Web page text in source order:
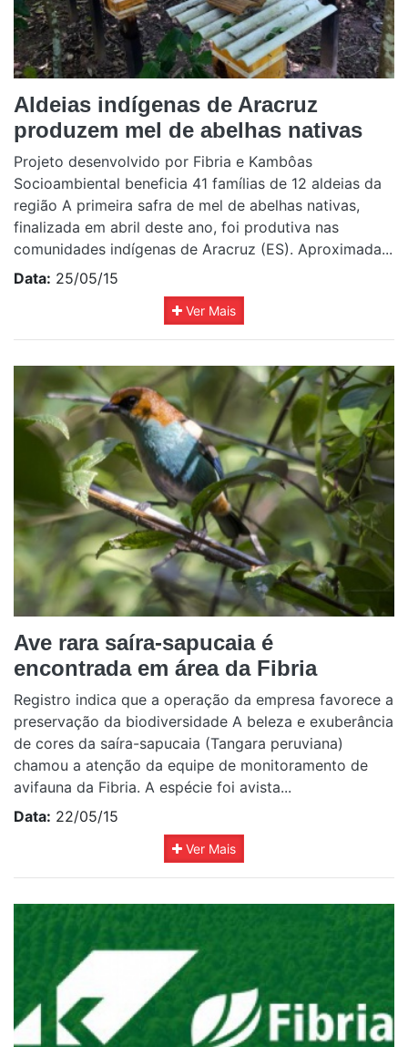
Aldeias indígenas de Aracruz
produzem mel de abelhas nativas
Projeto desenvolvido por Fibria e Kambôas
Socioambiental beneficia 41 famílias de 12 aldeias da
região A primeira safra de mel de abelhas nativas,
finalizada em abril deste ano, foi produtiva nas
comunidades indígenas de Aracruz (ES). Aproximada...
Data: 25/05/15
Ver Mais
Ave rara saíra-sapucaia é
encontrada em área da Fibria
Registro indica que a operação da empresa favorece a
preservação da biodiversidade A beleza e exuberância
de cores da saíra-sapucaia (Tangara peruviana)
chamou a atenção da equipe de monitoramento de
avifauna da Fibria. A espécie foi avista...
Data: 22/05/15
Ver Mais